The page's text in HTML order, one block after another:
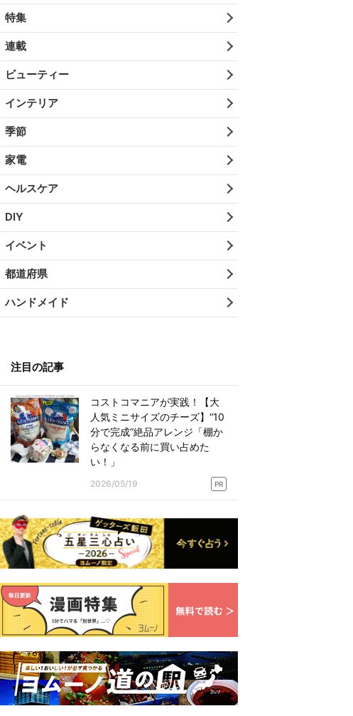
特集
連載
ビューティー
インテリア
季節
家電
ヘルスケア
DIY
イベント
都道府県
ハンドメイド
注目の記事
コストコマニアが実践！【大
人気ミニサイズのチーズ】“10
分で完成”絶品アレンジ「棚か
らなくなる前に買い占めた
い！」
2026/05/19 PR